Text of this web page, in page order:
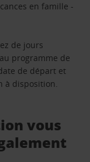
en famille -
de jours
programme de
de départ et
à disposition.
vous